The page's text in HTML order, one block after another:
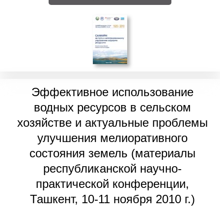
Эффективное использование
водных ресурсов в сельском
хозяйстве и актуальные проблемы
улучшения мелиоративного
состояния земель (материалы
республиканской научно-
практической конференции,
Ташкент, 10-11 ноября 2010 г.)